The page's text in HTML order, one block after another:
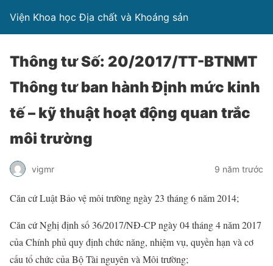
Viện Khoa học Địa chất và Khoáng sản
Thông tư Số: 20/2017/TT-BTNMT
Thông tư ban hành Định mức kinh
tế – kỹ thuật hoạt động quan trắc
môi trường
vigmr 9 năm trước
Căn cứ Luật Bảo vệ môi trường ngày 23 tháng 6 năm 2014;
Căn cứ Nghị định số 36/2017/NĐ-CP ngày 04 tháng 4 năm 2017
của Chính phủ quy định chức năng, nhiệm vụ, quyền hạn và cơ
cấu tổ chức của Bộ Tài nguyên và Môi trường;